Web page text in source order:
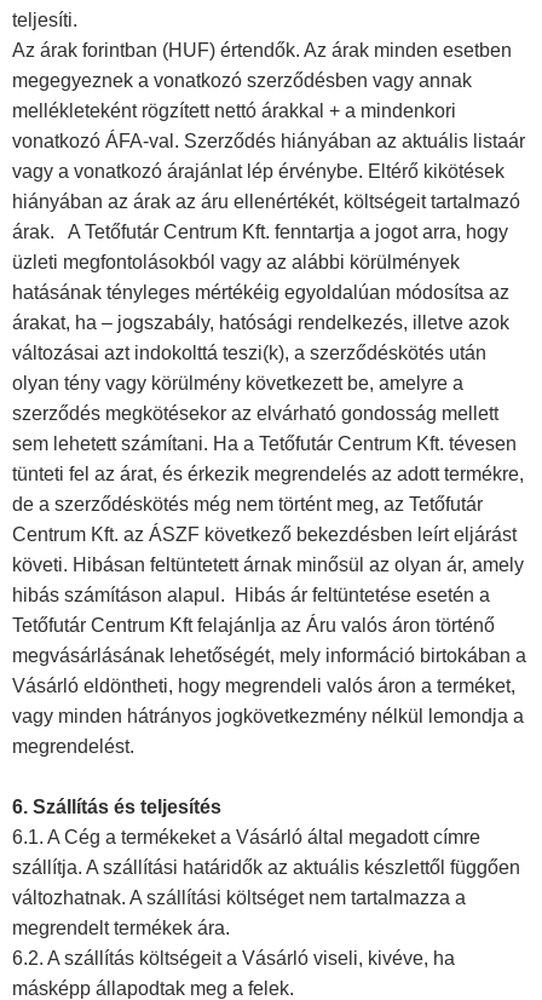
teljesíti.
Az árak forintban (HUF) értendők. Az árak minden esetben
megegyeznek a vonatkozó szerződésben vagy annak
mellékleteként rögzített nettó árakkal + a mindenkori
vonatkozó ÁFA-val. Szerződés hiányában az aktuális listaár
vagy a vonatkozó árajánlat lép érvénybe. Eltérő kikötések
hiányában az árak az áru ellenértékét, költségeit tartalmazó
árak. A Tetőfutár Centrum Kft. fenntartja a jogot arra, hogy
üzleti megfontolásokból vagy az alábbi körülmények
hatásának tényleges mértékéig egyoldalúan módosítsa az
árakat, ha – jogszabály, hatósági rendelkezés, illetve azok
változásai azt indokolttá teszi(k), a szerződéskötés után
olyan tény vagy körülmény következett be, amelyre a
szerződés megkötésekor az elvárható gondosság mellett
sem lehetett számítani. Ha a Tetőfutár Centrum Kft. tévesen
tünteti fel az árat, és érkezik megrendelés az adott termékre,
de a szerződéskötés még nem történt meg, az Tetőfutár
Centrum Kft. az ÁSZF következő bekezdésben leírt eljárást
követi. Hibásan feltüntetett árnak minősül az olyan ár, amely
hibás számításon alapul. Hibás ár feltüntetése esetén a
Tetőfutár Centrum Kft felajánlja az Áru valós áron történő
megvásárlásának lehetőségét, mely információ birtokában a
Vásárló eldöntheti, hogy megrendeli valós áron a terméket,
vagy minden hátrányos jogkövetkezmény nélkül lemondja a
megrendelést.
6. Szállítás és teljesítés
6.1. A Cég a termékeket a Vásárló által megadott címre
szállítja. A szállítási határidők az aktuális készlettől függően
változhatnak. A szállítási költséget nem tartalmazza a
megrendelt termékek ára.
6.2. A szállítás költségeit a Vásárló viseli, kivéve, ha
másképp állapodtak meg a felek.